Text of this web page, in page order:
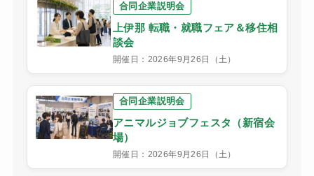
合同企業説明会
上伊那 転職・就職フェア＆移住相
談会
開催日：2026年9月26日（土）
合同企業説明会
アニマルジョブフェスタ（新宿会
場）
開催日：2026年9月26日（土）